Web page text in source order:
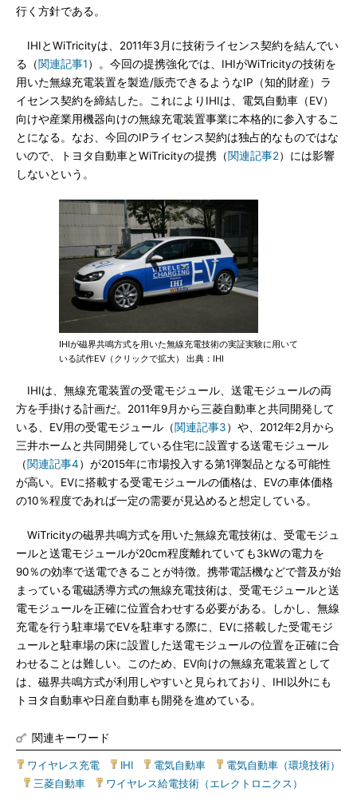
行く方針である。
IHIとWiTricityは、2011年3月に技術ライセンス契約を結んでい
る（関連記事1）。今回の提携強化では、IHIがWiTricityの技術を
用いた無線充電装置を製造/販売できるようなIP（知的財産）ラ
イセンス契約を締結した。これによりIHIは、電気自動車（EV）
向けや産業用機器向けの無線充電装置事業に本格的に参入するこ
とになる。なお、今回のIPライセンス契約は独占的なものではな
いので、トヨタ自動車とWiTricityの提携（関連記事2）には影響
しないという。
IHIが磁界共鳴方式を用いた無線充電技術の実証実験に用いて
いる試作EV（クリックで拡大） 出典：IHI
IHIは、無線充電装置の受電モジュール、送電モジュールの両
方を手掛ける計画だ。2011年9月から三菱自動車と共同開発して
いる、EV用の受電モジュール（関連記事3）や、2012年2月から
三井ホームと共同開発している住宅に設置する送電モジュール
（関連記事4）が2015年に市場投入する第1弾製品となる可能性
が高い。EVに搭載する受電モジュールの価格は、EVの車体価格
の10％程度であれば一定の需要が見込めると想定している。
WiTricityの磁界共鳴方式を用いた無線充電技術は、受電モジュ
ールと送電モジュールが20cm程度離れていても3kWの電力を
90％の効率で送電できることが特徴。携帯電話機などで普及が始
まっている電磁誘導方式の無線充電技術は、受電モジュールと送
電モジュールを正確に位置合わせする必要がある。しかし、無線
充電を行う駐車場でEVを駐車する際に、EVに搭載した受電モジ
ュールと駐車場の床に設置した送電モジュールの位置を正確に合
わせることは難しい。このため、EV向けの無線充電装置として
は、磁界共鳴方式が利用しやすいと見られており、IHI以外にも
トヨタ自動車や日産自動車も開発を進めている。
関連キーワード
ワイヤレス充電 IHI 電気自動車
電気自動車（環境技術）
三菱自動車 ワイヤレス給電技術（エレクトロニクス）